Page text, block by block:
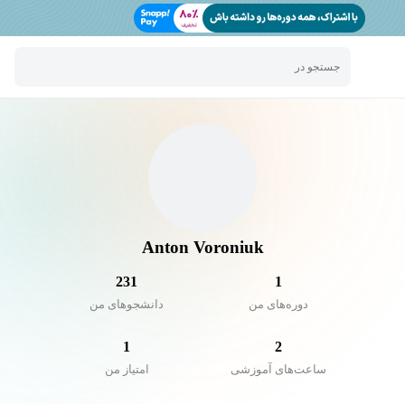
جستجو در
Anton Voroniuk
1
دوره‌های من
231
دانشجو‌های من
2
ساعت‌های آموزشی
1
امتیاز من